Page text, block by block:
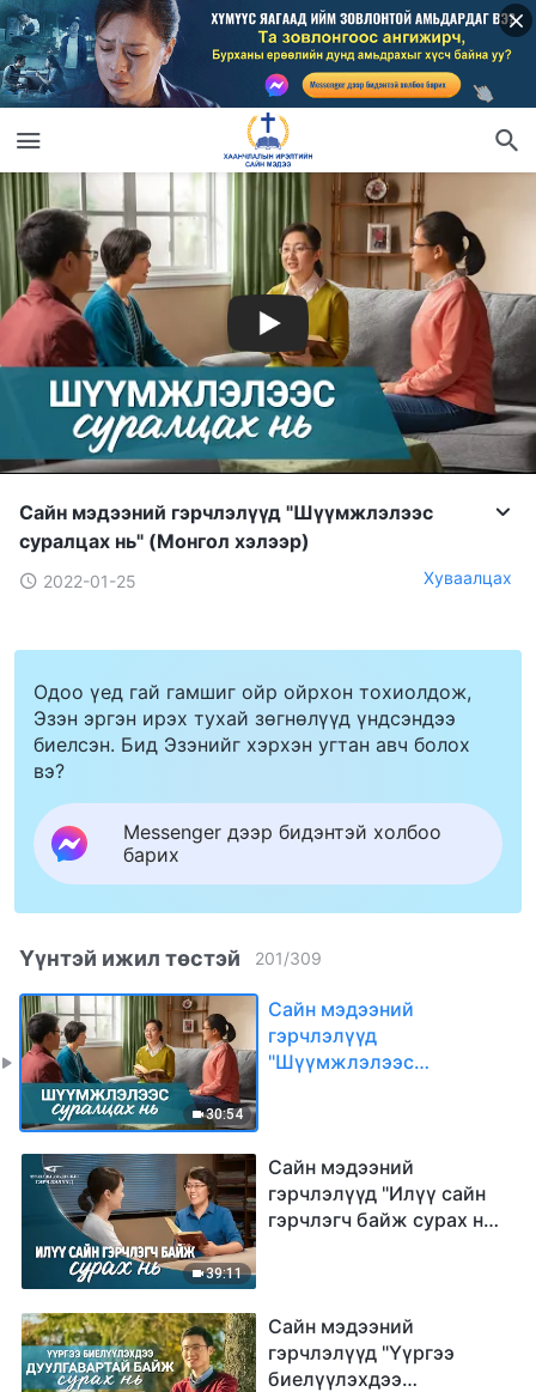
Сайн мэдээний гэрчлэлүүд "Шүүмжлэлээс
суралцах нь" (Mонгол хэлээр)
2022-01-25 Хуваалцах
Одоо үед гай гамшиг ойр ойрхон тохиолдож,
Эзэн эргэн ирэх тухай зөгнөлүүд үндсэндээ
биелсэн. Бид Эзэнийг хэрхэн угтан авч болох
вэ?
Messenger дээр бидэнтэй холбоо
барих
Үүнтэй ижил төстэй 201/309
30:54
Сайн мэдээний
гэрчлэлүүд
"Шүүмжлэлээс
39:11
Сайн мэдээний
гэрчлэлүүд "Илүү сайн
гэрчлэгч байж сурах нь"
Сайн мэдээний
гэрчлэлүүд "Үүргээ
биелүүлэхдээ